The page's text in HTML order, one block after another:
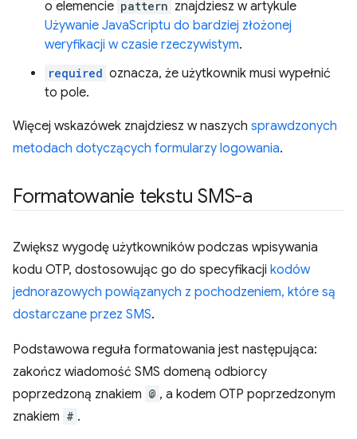
o elemencie pattern znajdziesz w artykule
Używanie JavaScriptu do bardziej złożonej
weryfikacji w czasie rzeczywistym.
required oznacza, że użytkownik musi wypełnić
to pole.
Więcej wskazówek znajdziesz w naszych sprawdzonych
metodach dotyczących formularzy logowania.
Formatowanie tekstu SMS-a
Zwiększ wygodę użytkowników podczas wpisywania
kodu OTP, dostosowując go do specyfikacji kodów
jednorazowych powiązanych z pochodzeniem, które są
dostarczane przez SMS.
Podstawowa reguła formatowania jest następująca:
zakończ wiadomość SMS domeną odbiorcy
poprzedzoną znakiem @ , a kodem OTP poprzedzonym
znakiem # .